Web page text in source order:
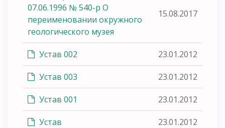
07.06.1996 № 540-р О
переименовании окружного
геологического музея
15.08.2017
Устав 002 23.01.2012
Устав 003 23.01.2012
Устав 001 23.01.2012
Устав 23.01.2012